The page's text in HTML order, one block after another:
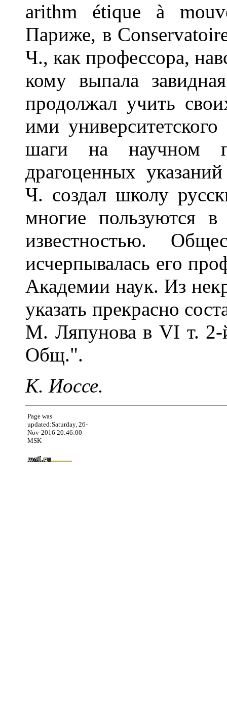
arithm étique à
Париже, в
Ч., как профессора,
кому выпала
продолжал учить
ими
шаги на научном
драгоценных
Ч. создал школу
многие пользуются
известностью.
исчерпывалась его
Академии наук. Из
указать прекрасно
М. Ляпунова в VI т.
Общ.".
К. Иоссе.
Page was
updated:Saturday, 26-
Nov-2016 20:46:00
MSK